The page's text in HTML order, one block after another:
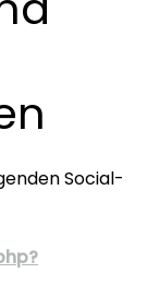
Social-